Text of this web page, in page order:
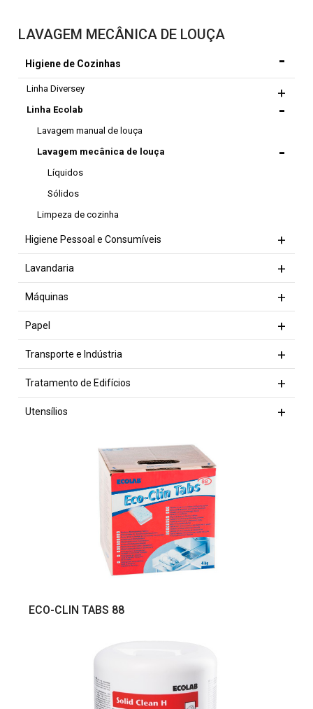
LAVAGEM MECÂNICA DE LOUÇA
Higiene de Cozinhas
Linha Diversey
Linha Ecolab
Lavagem manual de louça
Lavagem mecânica de louça
Líquidos
Sólidos
Limpeza de cozinha
Higiene Pessoal e Consumíveis
Lavandaria
Máquinas
Papel
Transporte e Indústria
Tratamento de Edifícios
Utensílios
ECO-CLIN TABS 88